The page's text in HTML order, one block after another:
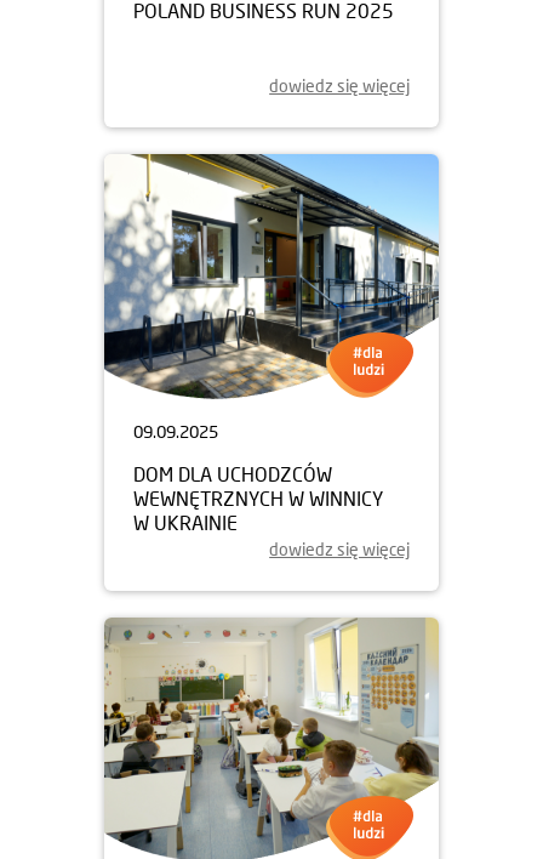
POLAND BUSINESS RUN 2025
dowiedz się więcej
09.09.2025
DOM DLA UCHODZCÓW
WEWNĘTRZNYCH W WINNICY
W UKRAINIE
dowiedz się więcej